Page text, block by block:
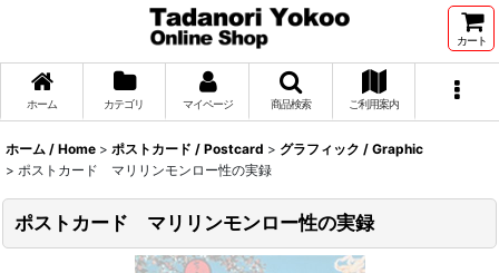
カート
ホーム カテゴリ マイページ 商品検索 ご利用案内
ホーム / Home > ポストカード / Postcard > グラフィック / Graphic
> ポストカード マリリンモンロー性の実録
ポストカード マリリンモンロー性の実録